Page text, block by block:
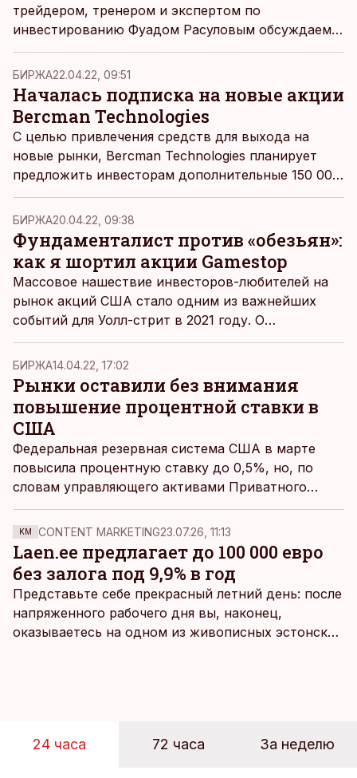
трейдером, тренером и экспертом по
инвестированию Фуадом Расуловым обсуждаем
не просто самые актуальные события прошедшей
недели, а те события, которые повлияли на
мировые фондовые рынки.
БИРЖА22.04.22, 09:51
Началась подписка на новые акции
Bercman Technologies
С целью привлечения средств для выхода на
новые рынки, Bercman Technologies планирует
предложить инвесторам дополнительные 150 000
акций.
БИРЖА20.04.22, 09:38
Фундаменталист против «обезьян»:
как я шортил акции Gamestop
Массовое нашествие инвесторов-любителей на
рынок акций США стало одним из важнейших
событий для Уолл-стрит в 2021 году. О
противостоянии с «обезьянами» фондового
рынка, из которого он вышел победителем, и о
своём опыте с акциями AMC и Gamestop
рассказывает биржевой редактор ДВ Дмитрий
Фефилов.
БИРЖА14.04.22, 17:02
Рынки оставили без внимания
повышение процентной ставки в
США
Федеральная резервная система США в марте
повысила процентную ставку до 0,5%, но, по
словам управляющего активами Приватного
банкинга Luminor в Эстонии Калле Козе, это
оказало лишь незначительное влияние на рынки
ценных бумаг.
KM CONTENT MARKETING23.07.26, 11:13
Laen.ee предлагает до 100 000 евро
без залога под 9,9% в год
Представьте себе прекрасный летний день: после
напряженного рабочего дня вы, наконец,
оказываетесь на одном из живописных эстонских
24 часа 72 часа За неделю